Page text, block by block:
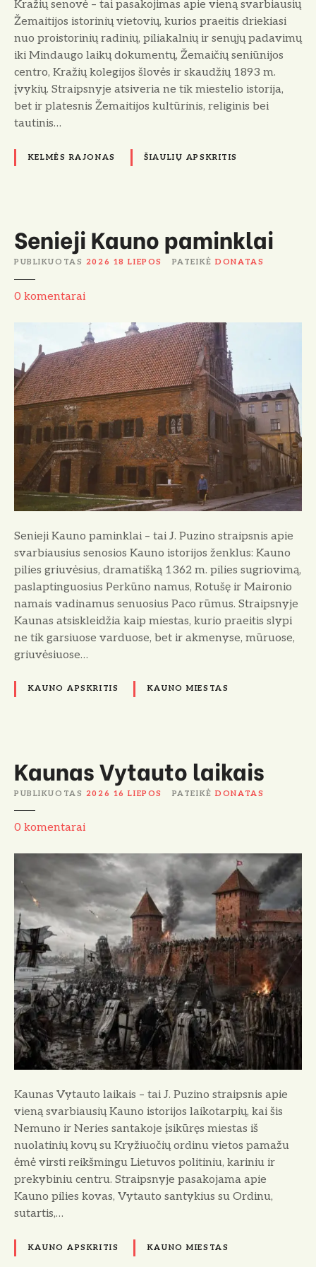
a
u
b
i
n
g
i
e
m
.
į
v
a
i
Kražių senovė – tai pasakojimas apie vieną svarbiausių
Žemaitijos istorinių vietovių, kurios praeitis driekiasi
nuo proistorinių radinių, piliakalnių ir senųjų padavimų
iki Mindaugo laikų dokumentų, Žemaičių seniūnijos
centro, Kražių kolegijos šlovės ir skaudžių 1893 m.
įvykių. Straipsnyje atsiveria ne tik miestelio istorija,
bet ir platesnis Žemaitijos kultūrinis, religinis bei
tautinis…
KELMĖS RAJONAS ŠIAULIŲ APSKRITIS
Senieji Kauno paminklai
PUBLIKUOTAS 2026 18 LIEPOS PATEIKĖ DONATAS
0 S
e
j
i
K
u
o
p
m
i
n
k
l
a
i
komentarai
Senieji Kauno paminklai – tai J. Puzino straipsnis apie
svarbiausius senosios Kauno istorijos ženklus: Kauno
pilies griuvėsius, dramatišką 1362 m. pilies sugriovimą,
paslaptinguosius Perkūno namus, Rotušę ir Maironio
namais vadinamus senuosius Paco rūmus. Straipsnyje
Kaunas atsiskleidžia kaip miestas, kurio praeitis slypi
ne tik garsiuose varduose, bet ir akmenyse, mūruose,
griuvėsiuose…
KAUNO APSKRITIS KAUNO MIESTAS
Kaunas Vytauto laikais
PUBLIKUOTAS 2026 16 LIEPOS PATEIKĖ DONATAS
0 K
a
s
V
y
t
a
u
t
o
l
k
a
i
s
komentarai
Kaunas Vytauto laikais – tai J. Puzino straipsnis apie
vieną svarbiausių Kauno istorijos laikotarpių, kai šis
Nemuno ir Neries santakoje įsikūręs miestas iš
nuolatinių kovų su Kryžiuočių ordinu vietos pamažu
ėmė virsti reikšmingu Lietuvos politiniu, kariniu ir
prekybiniu centru. Straipsnyje pasakojama apie
Kauno pilies kovas, Vytauto santykius su Ordinu,
sutartis,…
KAUNO APSKRITIS KAUNO MIESTAS